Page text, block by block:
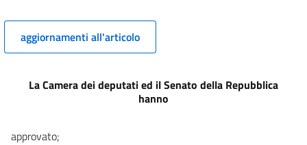
aggiornamenti all'articolo
La Camera dei deputati ed il Senato della Repubblica
hanno
approvato;